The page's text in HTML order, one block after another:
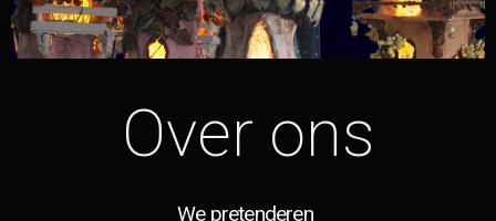
Over ons
We pretenderen